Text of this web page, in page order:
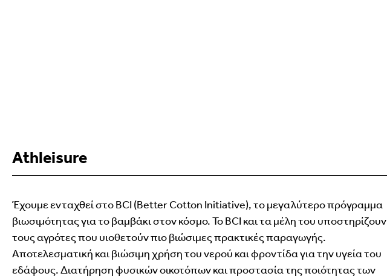
Athleisure
Έχουμε ενταχθεί στο BCI (Better Cotton Initiative), το μεγαλύτερο πρόγραμμα
βιωσιμότητας για το βαμβάκι στον κόσμο. Το BCI και τα μέλη του υποστηρίζουν
τους αγρότες που υιοθετούν πιο βιώσιμες πρακτικές παραγωγής.
Αποτελεσματική και βιώσιμη χρήση του νερού και φροντίδα για την υγεία του
εδάφους. Διατήρηση φυσικών οικοτόπων και προστασία της ποιότητας των